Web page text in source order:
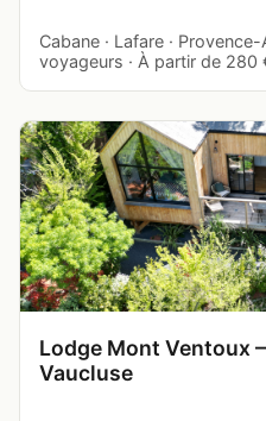
Cabane · Lafare ·
voyageurs · À partir de 280
Lodge Mont Ventoux
Vaucluse